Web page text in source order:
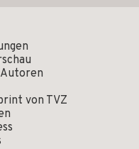
von TVZ